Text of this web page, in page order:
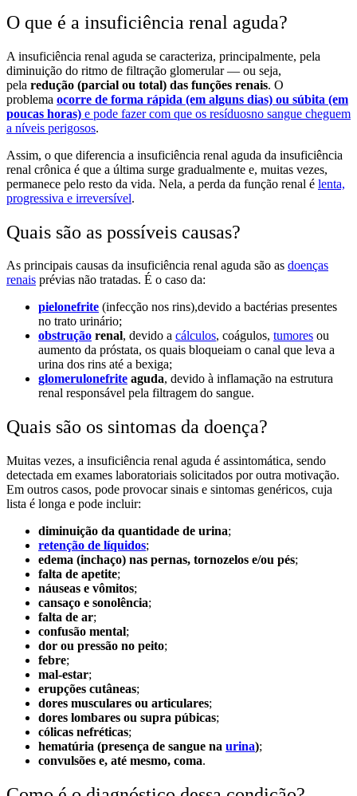
O que é a insuficiência renal aguda?
A insuficiência renal aguda se caracteriza, principalmente, pela
diminuição do ritmo de filtração glomerular — ou seja,
pela redução (parcial ou total) das funções renais. O
problema ocorre de forma rápida (em alguns dias) ou súbita (em
poucas horas) e pode fazer com que os resíduosno sangue cheguem
a níveis perigosos.
Assim, o que diferencia a insuficiência renal aguda da insuficiência
renal crônica é que a última surge gradualmente e, muitas vezes,
permanece pelo resto da vida. Nela, a perda da função renal é lenta,
progressiva e irreversível.
Quais são as possíveis causas?
As principais causas da insuficiência renal aguda são as doenças
renais prévias não tratadas. É o caso da:
pielonefrite (infecção nos rins),devido a bactérias presentes
no trato urinário;
obstrução renal, devido a cálculos, coágulos, tumores ou
aumento da próstata, os quais bloqueiam o canal que leva a
urina dos rins até a bexiga;
glomerulonefrite aguda, devido à inflamação na estrutura
renal responsável pela filtragem do sangue.
Quais são os sintomas da doença?
Muitas vezes, a insuficiência renal aguda é assintomática, sendo
detectada em exames laboratoriais solicitados por outra motivação.
Em outros casos, pode provocar sinais e sintomas genéricos, cuja
lista é longa e pode incluir:
diminuição da quantidade de urina;
retenção de líquidos;
edema (inchaço) nas pernas, tornozelos e/ou pés;
falta de apetite;
náuseas e vômitos;
cansaço e sonolência;
falta de ar;
confusão mental;
dor ou pressão no peito;
febre;
mal-estar;
erupções cutâneas;
dores musculares ou articulares;
dores lombares ou supra púbicas;
cólicas nefréticas;
hematúria (presença de sangue na urina);
convulsões e, até mesmo, coma.